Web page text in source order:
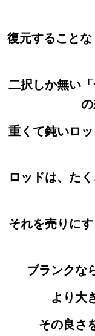
復元すること
二択しか無い
重くて鈍いロ
ロッドは、た
それを売りに
ブランクな
より大
その良さ